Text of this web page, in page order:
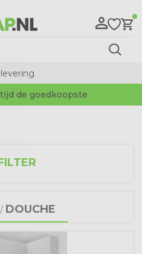
de goedkoopste
/ DOUCHE